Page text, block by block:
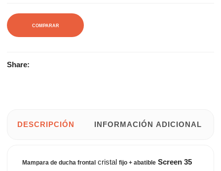
COMPARAR
Share:
DESCRIPCIÓN INFORMACIÓN ADICIONAL
Mampara de ducha frontal cristalfijo + abatible Screen 35